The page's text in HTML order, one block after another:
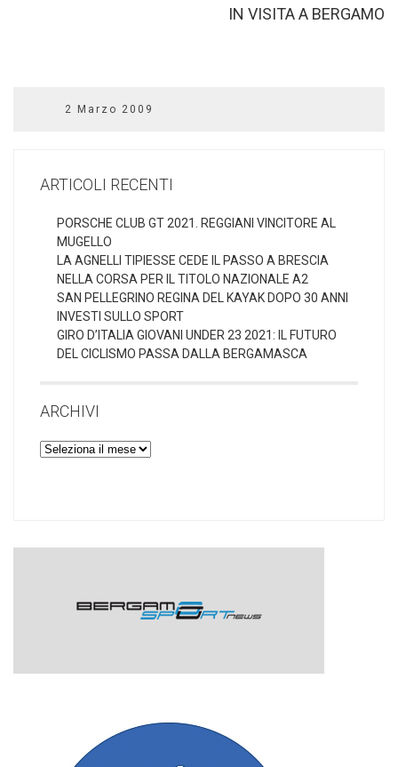
IN VISITA A BERGAMO
2 Marzo 2009
ARTICOLI RECENTI
PORSCHE CLUB GT 2021. REGGIANI VINCITORE AL
MUGELLO
LA AGNELLI TIPIESSE CEDE IL PASSO A BRESCIA
NELLA CORSA PER IL TITOLO NAZIONALE A2
SAN PELLEGRINO REGINA DEL KAYAK DOPO 30 ANNI
INVESTI SULLO SPORT
GIRO D’ITALIA GIOVANI UNDER 23 2021: IL FUTURO
DEL CICLISMO PASSA DALLA BERGAMASCA
ARCHIVI
Archivi